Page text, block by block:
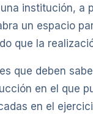
institución,
un espacio
que la
que deben
en el que
en el